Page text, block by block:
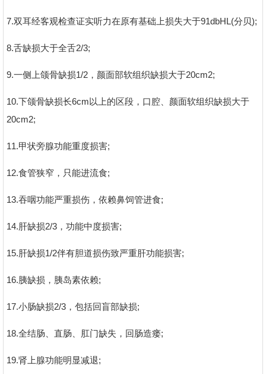
7.双耳经客观检查证实听力在原有基础上损失大于91dbHL(分贝);
8.舌缺损大于全舌2/3;
9.一侧上颌骨缺损1/2，颜面部软组织缺损大于20cm2;
10.下颌骨缺损长6cm以上的区段，口腔、颜面软组织缺损大于
20cm2;
11.甲状旁腺功能重度损害;
12.食管狭窄，只能进流食;
13.吞咽功能严重损伤，依赖鼻饲管进食;
14.肝缺损2/3，功能中度损害;
15.肝缺损1/2伴有胆道损伤致严重肝功能损害;
16.胰缺损，胰岛素依赖;
17.小肠缺损2/3，包括回盲部缺损;
18.全结肠、直肠、肛门缺失，回肠造瘘;
19.肾上腺功能明显减退;